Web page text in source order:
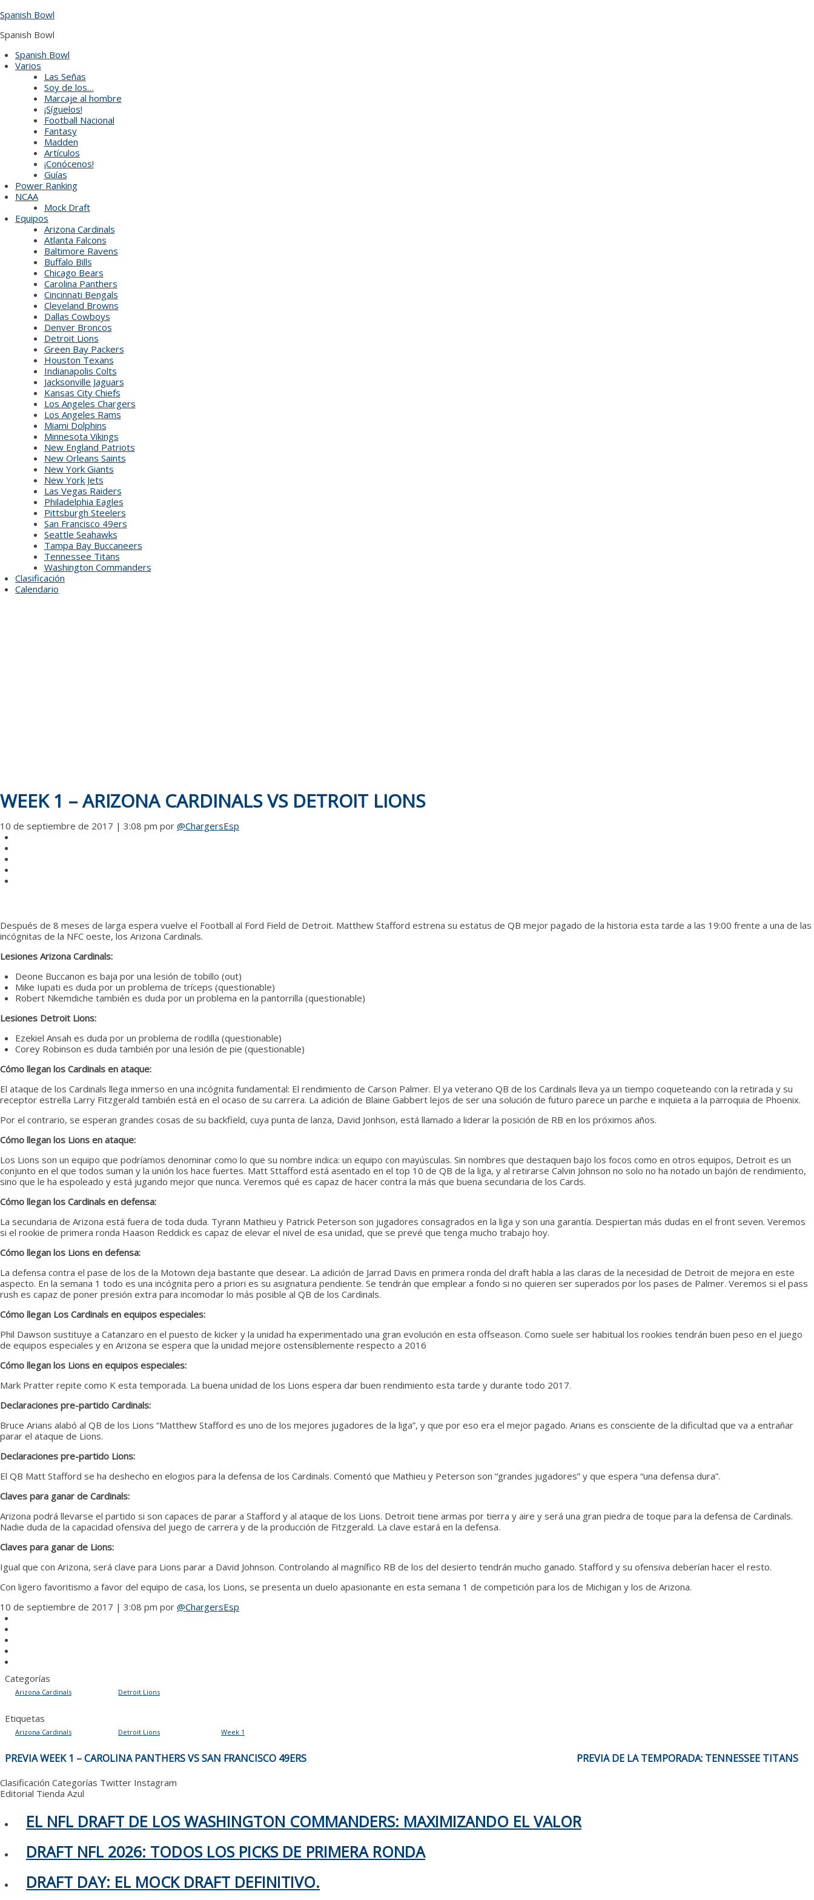
to
Spanish Bowl
Spanish Bowl
Spanish Bowl
Varios
Las Señas
Soy de los…
Marcaje al hombre
¡Síguelos!
Football Nacional
Fantasy
Madden
Artículos
¡Conócenos!
Guías
Power Ranking
NCAA
Mock Draft
Equipos
Arizona Cardinals
Atlanta Falcons
Baltimore Ravens
Buffalo Bills
Chicago Bears
Carolina Panthers
Cincinnati Bengals
Cleveland Browns
Dallas Cowboys
Denver Broncos
Detroit Lions
Green Bay Packers
Houston Texans
Indianapolis Colts
Jacksonville Jaguars
Kansas City Chiefs
Los Angeles Chargers
Los Angeles Rams
Miami Dolphins
Minnesota Vikings
New England Patriots
New Orleans Saints
New York Giants
New York Jets
Las Vegas Raiders
Philadelphia Eagles
Pittsburgh Steelers
San Francisco 49ers
Seattle Seahawks
Tampa Bay Buccaneers
Tennessee Titans
Washington Commanders
Clasificación
Calendario
WEEK 1 – ARIZONA CARDINALS VS DETROIT LIONS
10 de septiembre de 2017 | 3:08 pm por @ChargersEsp
Después de 8 meses de larga espera vuelve el Football al Ford Field de Detroit. Matthew Stafford estrena su estatus de QB mejor pagado de la historia esta tarde a las 19:00 frente a una de las
incógnitas de la NFC oeste, los Arizona Cardinals.
Lesiones Arizona Cardinals:
Deone Buccanon es baja por una lesión de tobillo (out)
Mike Iupati es duda por un problema de tríceps (questionable)
Robert Nkemdiche también es duda por un problema en la pantorrilla (questionable)
Lesiones Detroit Lions:
Ezekiel Ansah es duda por un problema de rodilla (questionable)
Corey Robinson es duda también por una lesión de pie (questionable)
Cómo llegan los Cardinals en ataque:
El ataque de los Cardinals llega inmerso en una incógnita fundamental: El rendimiento de Carson Palmer. El ya veterano QB de los Cardinals lleva ya un tiempo coqueteando con la retirada y su
receptor estrella Larry Fitzgerald también está en el ocaso de su carrera. La adición de Blaine Gabbert lejos de ser una solución de futuro parece un parche e inquieta a la parroquia de Phoenix.
Por el contrario, se esperan grandes cosas de su backfield, cuya punta de lanza, David Jonhson, está llamado a liderar la posición de RB en los próximos años.
Cómo llegan los Lions en ataque:
Los Lions son un equipo que podríamos denominar como lo que su nombre indica: un equipo con mayúsculas. Sin nombres que destaquen bajo los focos como en otros equipos, Detroit es un
conjunto en el que todos suman y la unión los hace fuertes. Matt Sttafford está asentado en el top 10 de QB de la liga, y al retirarse Calvin Johnson no solo no ha notado un bajón de rendimiento,
sino que le ha espoleado y está jugando mejor que nunca. Veremos qué es capaz de hacer contra la más que buena secundaria de los Cards.
Cómo llegan los Cardinals en defensa:
La secundaria de Arizona está fuera de toda duda. Tyrann Mathieu y Patrick Peterson son jugadores consagrados en la liga y son una garantía. Despiertan más dudas en el front seven. Veremos
si el rookie de primera ronda Haason Reddick es capaz de elevar el nivel de esa unidad, que se prevé que tenga mucho trabajo hoy.
Cómo llegan los Lions en defensa:
La defensa contra el pase de los de la Motown deja bastante que desear. La adición de Jarrad Davis en primera ronda del draft habla a las claras de la necesidad de Detroit de mejora en este
aspecto. En la semana 1 todo es una incógnita pero a priori es su asignatura pendiente. Se tendrán que emplear a fondo si no quieren ser superados por los pases de Palmer. Veremos si el pass
rush es capaz de poner presión extra para incomodar lo más posible al QB de los Cardinals.
Cómo llegan Los Cardinals en equipos especiales:
Phil Dawson sustituye a Catanzaro en el puesto de kicker y la unidad ha experimentado una gran evolución en esta offseason. Como suele ser habitual los rookies tendrán buen peso en el juego
de equipos especiales y en Arizona se espera que la unidad mejore ostensiblemente respecto a 2016
Cómo llegan los Lions en equipos especiales:
Mark Pratter repite como K esta temporada. La buena unidad de los Lions espera dar buen rendimiento esta tarde y durante todo 2017.
Declaraciones pre-partido Cardinals:
Bruce Arians alabó al QB de los Lions “Matthew Stafford es uno de los mejores jugadores de la liga”, y que por eso era el mejor pagado. Arians es consciente de la dificultad que va a entrañar
parar el ataque de Lions.
Declaraciones pre-partido Lions:
El QB Matt Stafford se ha deshecho en elogios para la defensa de los Cardinals. Comentó que Mathieu y Peterson son “grandes jugadores” y que espera “una defensa dura”.
Claves para ganar de Cardinals:
Arizona podrá llevarse el partido si son capaces de parar a Stafford y al ataque de los Lions. Detroit tiene armas por tierra y aire y será una gran piedra de toque para la defensa de Cardinals.
Nadie duda de la capacidad ofensiva del juego de carrera y de la producción de Fitzgerald. La clave estará en la defensa.
Claves para ganar de Lions:
Igual que con Arizona, será clave para Lions parar a David Johnson. Controlando al magnífico RB de los del desierto tendrán mucho ganado. Stafford y su ofensiva deberían hacer el resto.
Con ligero favoritismo a favor del equipo de casa, los Lions, se presenta un duelo apasionante en esta semana 1 de competición para los de Michigan y los de Arizona.
10 de septiembre de 2017 | 3:08 pm por @ChargersEsp
Categorías
Arizona Cardinals Detroit Lions
Etiquetas
Arizona Cardinals Detroit Lions Week 1
NAVEGACIÓN
DE
ENTRADAS
PREVIA WEEK 1 – CAROLINA PANTHERS VS SAN FRANCISCO 49ERS PREVIA DE LA TEMPORADA: TENNESSEE TITANS
Clasificación Categorías Twitter Instagram
Editorial Tienda Azul
EL NFL DRAFT DE LOS WASHINGTON COMMANDERS: MAXIMIZANDO EL VALOR
DRAFT NFL 2026: TODOS LOS PICKS DE PRIMERA RONDA
DRAFT DAY: EL MOCK DRAFT DEFINITIVO.